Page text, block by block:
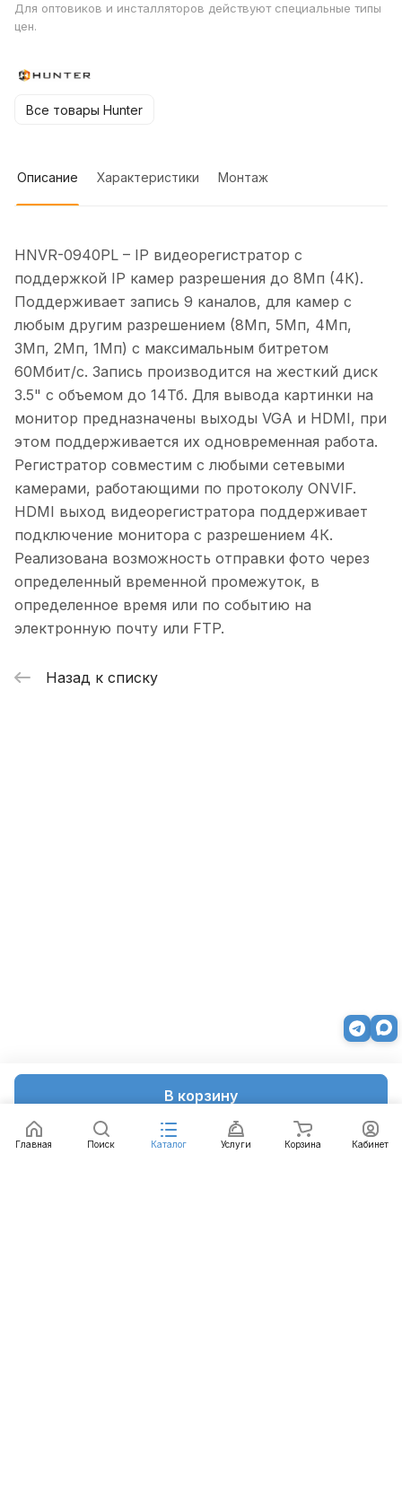
В корзину
Для оптовиков и инсталляторов действуют специальные типы
цен.
Все товары Hunter
Описание Характеристики Монтаж
HNVR-0940PL – IP видеорегистратор с
поддержкой IP камер разрешения до 8Мп (4К).
Поддерживает запись 9 каналов, для камер с
любым другим разрешением (8Мп, 5Мп, 4Мп,
3Мп, 2Мп, 1Мп) с максимальным битретом
60Мбит/с. Запись производится на жесткий диск
3.5" с объемом до 14Тб. Для вывода картинки на
монитор предназначены выходы VGA и HDMI, при
этом поддерживается их одновременная работа.
Регистратор совместим с любыми сетевыми
камерами, работающими по протоколу ONVIF.
HDMI выход видеорегистратора поддерживает
подключение монитора с разрешением 4К.
Реализована возможность отправки фото через
определенный временной промежуток, в
определенное время или по событию на
электронную почту или FTP.
Назад к списку
Главная Поиск Каталог Услуги Корзина Кабинет